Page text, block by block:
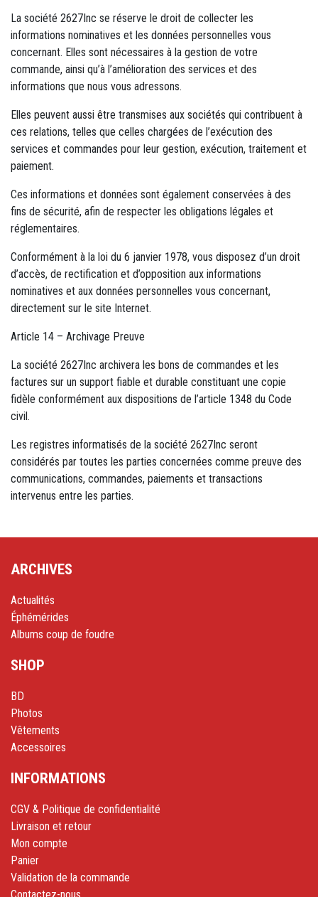
La société 2627Inc se réserve le droit de collecter les
informations nominatives et les données personnelles vous
concernant. Elles sont nécessaires à la gestion de votre
commande, ainsi qu’à l’amélioration des services et des
informations que nous vous adressons.
Elles peuvent aussi être transmises aux sociétés qui contribuent à
ces relations, telles que celles chargées de l’exécution des
services et commandes pour leur gestion, exécution, traitement et
paiement.
Ces informations et données sont également conservées à des
fins de sécurité, afin de respecter les obligations légales et
réglementaires.
Conformément à la loi du 6 janvier 1978, vous disposez d’un droit
d’accès, de rectification et d’opposition aux informations
nominatives et aux données personnelles vous concernant,
directement sur le site Internet.
Article 14 – Archivage Preuve
La société 2627Inc archivera les bons de commandes et les
factures sur un support fiable et durable constituant une copie
fidèle conformément aux dispositions de l’article 1348 du Code
civil.
Les registres informatisés de la société 2627Inc seront
considérés par toutes les parties concernées comme preuve des
communications, commandes, paiements et transactions
intervenus entre les parties.
ARCHIVES
Actualités
Éphémérides
Albums coup de foudre
SHOP
BD
Photos
Vêtements
Accessoires
INFORMATIONS
CGV & Politique de confidentialité
Livraison et retour
Mon compte
Panier
Validation de la commande